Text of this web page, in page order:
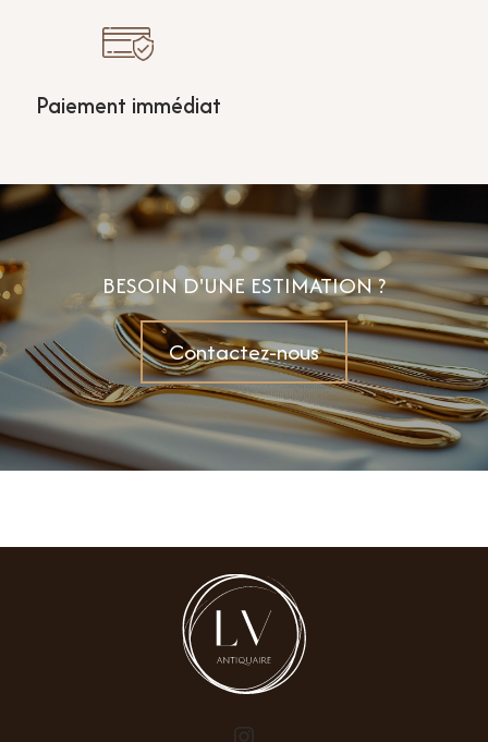
Paiement immédiat
BESOIN D'UNE ESTIMATION ?
Contactez-nous